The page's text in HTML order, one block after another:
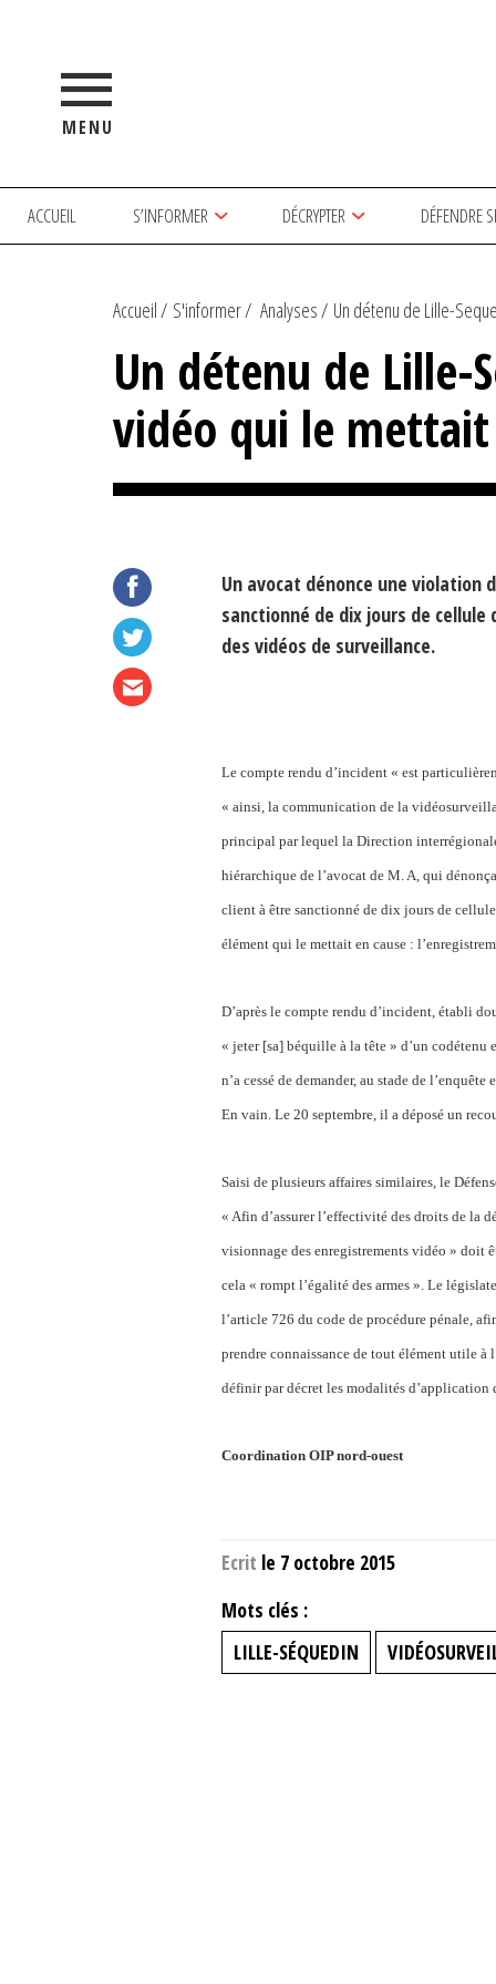
MENU
ACCUEIL S’INFORMER DÉCRYPTER DÉFENDRE
Accueil S'informer Analyses Un détenu de Lille-
Un détenu de Lille-
vidéo qui le mettait
Un avocat dénonce une violation
sanctionné de dix jours de
des vidéos de surveillance.
Le compte rendu d’incident « est
« ainsi, la communication de la
principal par lequel la Direction
hiérarchique de l’avocat de M. A, qui
client à être sanctionné de dix jours de
élément qui le mettait en cause :
D’après le compte rendu d’incident, établi
« jeter [sa] béquille à la tête » d’un codétenu
n’a cessé de demander, au stade de
En vain. Le 20 septembre, il a déposé un
Saisi de plusieurs affaires similaires, le
« Afin d’assurer l’effectivité des droits de la
visionnage des enregistrements vidéo » doit
cela « rompt l’égalité des armes ». Le
l’article 726 du code de procédure pénale,
prendre connaissance de tout élément utile à
définir par décret les modalités d’application
Coordination OIP nord-ouest
Ecrit le 7 octobre 2015
Mots clés :
LILLE-SÉQUEDIN